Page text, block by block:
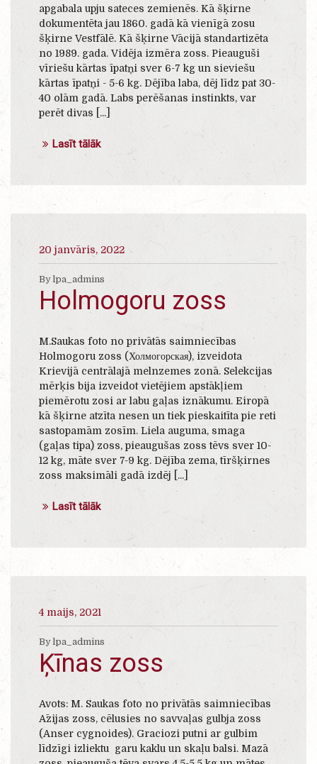
apgabala upju sateces zemienēs. Kā šķirne
dokumentēta jau 1860. gadā kā vienīgā zosu
šķirne Vestfālē. Kā šķirne Vācijā standartizēta
no 1989. gada. Vidēja izmēra zoss. Pieauguši
vīriešu kārtas īpatņi sver 6-7 kg un sieviešu
kārtas īpatņi - 5-6 kg. Dējība laba, dēj līdz pat 30-
40 olām gadā. Labs perēšanas instinkts, var
perēt divas [...]
Lasīt tālāk
20 janvāris, 2022
By lpa_admins
Holmogoru zoss
M.Saukas foto no privātās saimniecības
Holmogoru zoss (Холмогорская), izveidota
Krievijā centrālajā melnzemes zonā. Selekcijas
mērķis bija izveidot vietējiem apstākļiem
piemērotu zosi ar labu gaļas iznākumu. Eiropā
kā šķirne atzīta nesen un tiek pieskaitīta pie reti
sastopamām zosīm. Liela auguma, smaga
(gaļas tipa) zoss, pieaugušas zoss tēvs sver 10-
12 kg, māte sver 7-9 kg. Dējība zema, tīršķirnes
zoss maksimāli gadā izdēj [...]
Lasīt tālāk
4 maijs, 2021
By lpa_admins
Ķīnas zoss
Avots: M. Saukas foto no privātās saimniecības
Āzijas zoss, cēlusies no savvaļas gulbja zoss
(Anser cygnoides). Graciozi putni ar gulbim
līdzīgi izliektu garu kaklu un skaļu balsi. Mazā